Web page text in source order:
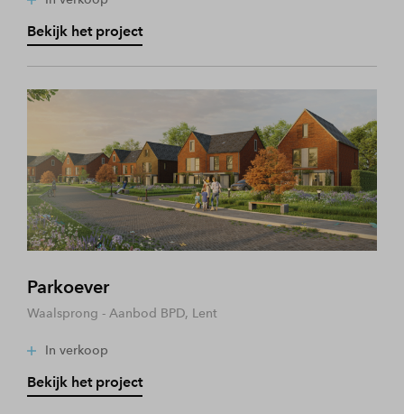
Bekijk het project
Parkoever
Waalsprong - Aanbod BPD, Lent
In verkoop
Bekijk het project